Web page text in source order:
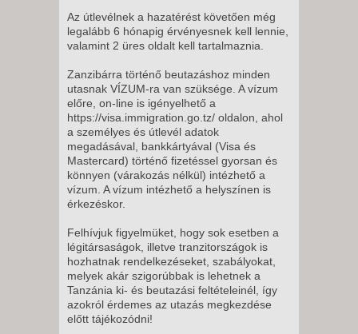
Az útlevélnek a hazatérést követően még
legalább 6 hónapig érvényesnek kell lennie,
valamint 2 üres oldalt kell tartalmaznia.
Zanzibárra történő beutazáshoz minden
utasnak VÍZUM-ra van szüksége. A vízum
előre, on-line is igényelhető a
https://visa.immigration.go.tz/ oldalon, ahol
a személyes és útlevél adatok
megadásával, bankkártyával (Visa és
Mastercard) történő fizetéssel gyorsan és
könnyen (várakozás nélkül) intézhető a
vízum. A vízum intézhető a helyszínen is
érkezéskor.
Felhívjuk figyelmüket, hogy sok esetben a
légitársaságok, illetve tranzitországok is
hozhatnak rendelkezéseket, szabályokat,
melyek akár szigorúbbak is lehetnek a
Tanzánia ki- és beutazási feltételeinél, így
azokról érdemes az utazás megkezdése
előtt tájékozódni!